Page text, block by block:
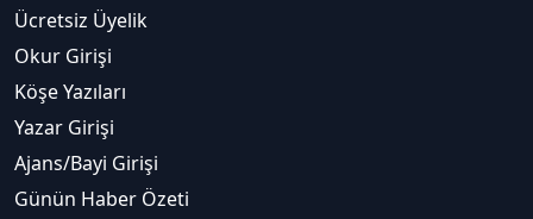
Ücretsiz Üyelik
Okur Girişi
Köşe Yazıları
Yazar Girişi
Ajans/Bayi Girişi
Günün Haber Özeti